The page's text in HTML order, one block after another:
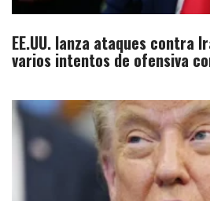
EE.UU. lanza ataques contra
varios intentos de ofensiva